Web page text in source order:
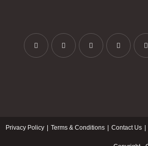
Contact Us
Terms & Conditions
Privacy Policy